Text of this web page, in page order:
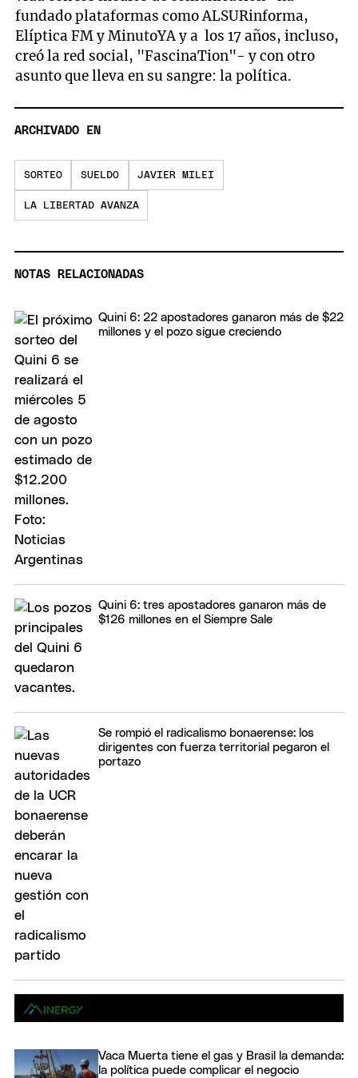
fundado plataformas como ALSURinforma,
Elíptica FM y MinutoYA y a los 17 años, incluso,
creó la red social, "FascinaTion"- y con otro
asunto que lleva en su sangre: la política.
ARCHIVADO EN
SORTEO SUELDO JAVIER MILEI
LA LIBERTAD AVANZA
NOTAS RELACIONADAS
Quini 6: 22 apostadores ganaron más de $22
millones y el pozo sigue creciendo
Quini 6: tres apostadores ganaron más de
$126 millones en el Siempre Sale
Se rompió el radicalismo bonaerense: los
dirigentes con fuerza territorial pegaron el
portazo
Vaca Muerta tiene el gas y Brasil la demanda:
la política puede complicar el negocio